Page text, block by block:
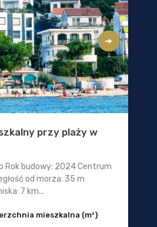
przy plaży w
Rok budowy: 2024 Centrum
od morza: 35 m
7 km...
mieszkalna (m²)